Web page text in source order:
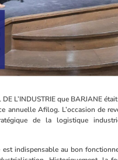
DE L’INDUSTRIE que BARJANE
annuelle Afilog. L’occasion de
de la logistique
indispensable au bon